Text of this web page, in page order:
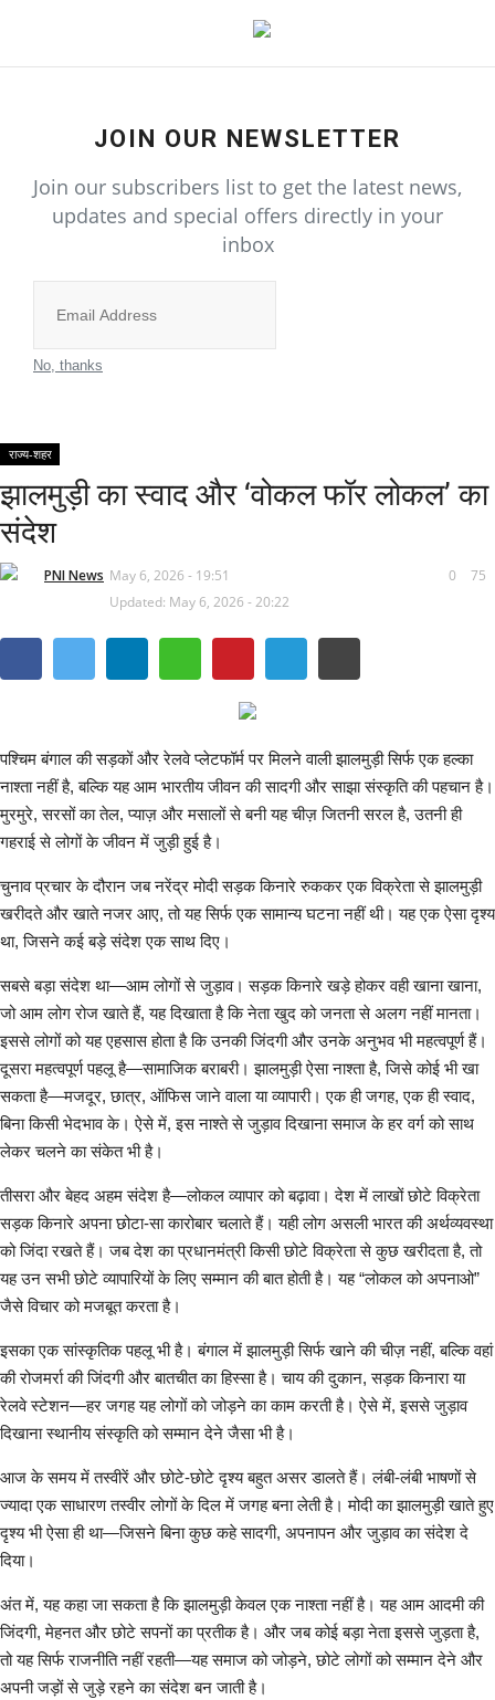
राज्य-शहर
उत्तर प्रदेश
गुजरात
राजस्थान
हिमाचल प्रदेश
राजनीति
मनोरंजन
धर्म कर्म
All
धर्म-कर्म
लेख
खेल जगत
शिक्षा
स्वास्थ्य
राष्ट्रीय
व्यापार
NEWS
वीडियो
टेक वर्ल्ड
लाइफस्टाइल
Our Team
Contact us :
JOIN OUR NEWSLETTER
Join our subscribers list to get the latest news,
updates and special offers directly in your
inbox
No, thanks
राज्य-शहर
झालमुड़ी का स्वाद और ‘वोकल फॉर लोकल’ का
संदेश
PNI News May 6, 2026 - 19:51
Updated: May 6, 2026 - 20:22
0 75
पश्चिम बंगाल की सड़कों और रेलवे प्लेटफॉर्म पर मिलने वाली झालमुड़ी सिर्फ एक हल्का
नाश्ता नहीं है, बल्कि यह आम भारतीय जीवन की सादगी और साझा संस्कृति की पहचान है।
मुरमुरे, सरसों का तेल, प्याज़ और मसालों से बनी यह चीज़ जितनी सरल है, उतनी ही
गहराई से लोगों के जीवन में जुड़ी हुई है।
चुनाव प्रचार के दौरान जब नरेंद्र मोदी सड़क किनारे रुककर एक विक्रेता से झालमुड़ी
खरीदते और खाते नजर आए, तो यह सिर्फ एक सामान्य घटना नहीं थी। यह एक ऐसा दृश्य
था, जिसने कई बड़े संदेश एक साथ दिए।
सबसे बड़ा संदेश था—आम लोगों से जुड़ाव। सड़क किनारे खड़े होकर वही खाना खाना,
जो आम लोग रोज खाते हैं, यह दिखाता है कि नेता खुद को जनता से अलग नहीं मानता।
इससे लोगों को यह एहसास होता है कि उनकी जिंदगी और उनके अनुभव भी महत्वपूर्ण हैं।
दूसरा महत्वपूर्ण पहलू है—सामाजिक बराबरी। झालमुड़ी ऐसा नाश्ता है, जिसे कोई भी खा
सकता है—मजदूर, छात्र, ऑफिस जाने वाला या व्यापारी। एक ही जगह, एक ही स्वाद,
बिना किसी भेदभाव के। ऐसे में, इस नाश्ते से जुड़ाव दिखाना समाज के हर वर्ग को साथ
लेकर चलने का संकेत भी है।
तीसरा और बेहद अहम संदेश है—लोकल व्यापार को बढ़ावा। देश में लाखों छोटे विक्रेता
सड़क किनारे अपना छोटा-सा कारोबार चलाते हैं। यही लोग असली भारत की अर्थव्यवस्था
को जिंदा रखते हैं। जब देश का प्रधानमंत्री किसी छोटे विक्रेता से कुछ खरीदता है, तो
यह उन सभी छोटे व्यापारियों के लिए सम्मान की बात होती है। यह “लोकल को अपनाओ”
जैसे विचार को मजबूत करता है।
इसका एक सांस्कृतिक पहलू भी है। बंगाल में झालमुड़ी सिर्फ खाने की चीज़ नहीं, बल्कि वहां
की रोजमर्रा की जिंदगी और बातचीत का हिस्सा है। चाय की दुकान, सड़क किनारा या
रेलवे स्टेशन—हर जगह यह लोगों को जोड़ने का काम करती है। ऐसे में, इससे जुड़ाव
दिखाना स्थानीय संस्कृति को सम्मान देने जैसा भी है।
आज के समय में तस्वीरें और छोटे-छोटे दृश्य बहुत असर डालते हैं। लंबी-लंबी भाषणों से
ज्यादा एक साधारण तस्वीर लोगों के दिल में जगह बना लेती है। मोदी का झालमुड़ी खाते हुए
दृश्य भी ऐसा ही था—जिसने बिना कुछ कहे सादगी, अपनापन और जुड़ाव का संदेश दे
दिया।
अंत में, यह कहा जा सकता है कि झालमुड़ी केवल एक नाश्ता नहीं है। यह आम आदमी की
जिंदगी, मेहनत और छोटे सपनों का प्रतीक है। और जब कोई बड़ा नेता इससे जुड़ता है,
तो यह सिर्फ राजनीति नहीं रहती—यह समाज को जोड़ने, छोटे लोगों को सम्मान देने और
अपनी जड़ों से जुड़े रहने का संदेश बन जाती है।